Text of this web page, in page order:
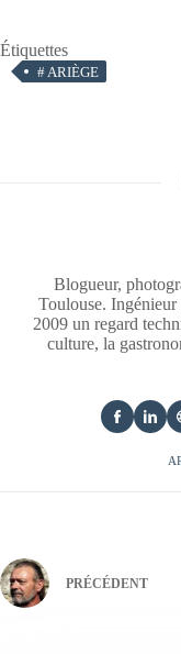
Étiquettes
#ARIÈGE
Blogueur,
Toulouse.
2009 un regard
culture, la
PRÉCÉDENT